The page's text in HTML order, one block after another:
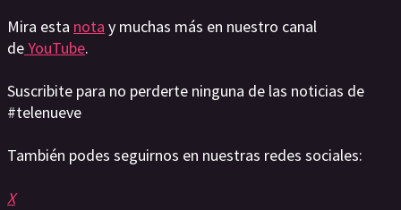
Mira esta nota y muchas más en nuestro canal
deYouTube.
Suscribite para no perderte ninguna de las noticias de
#telenueve
También podes seguirnos en nuestras redes sociales:
X